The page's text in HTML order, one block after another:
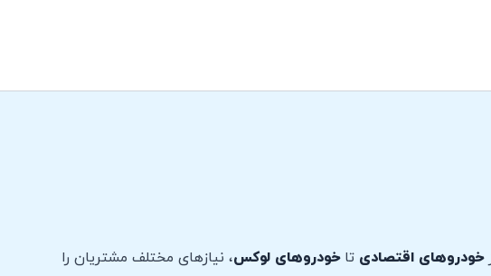
خودروهای اقتصادی تاخودروهای لوکس، نیازهای مختلف مشتریان را